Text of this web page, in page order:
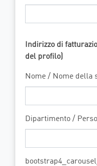
Indirizzo di
del profilo)
Nome / Nome della
Dipartimento /